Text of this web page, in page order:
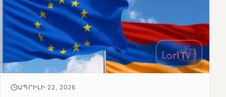
ԱՊՐԻԼԻ 22, 2026